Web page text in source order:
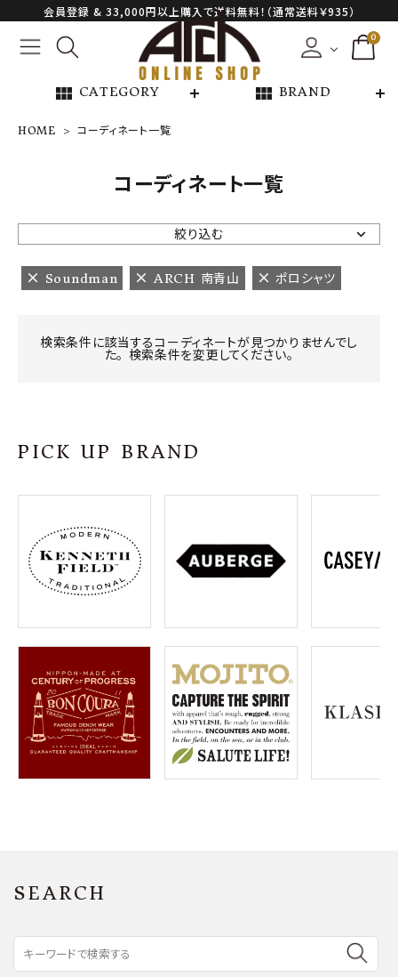
会員登録 & 33,000円以上購入で送料無料！（通常送料￥935）
0
view_module CATEGORY view_module BRAND
NEW ARRIVAL
ARCH EXCLUSIVE
BRAND
INFORMATION
ご利用ガイド
プライバシーポリシー
特定商取引法について
お問い合わせ
OFFICIAL WEB SITE
ACCOUNT MENU
ようこそ ゲスト 様
meeting_room ログイン 会員登録
HOME コーディネート一覧
コーディネート一覧
絞り込む
Soundman ARCH 南青山 ポロシャツ
検索条件に該当するコーディネートが見つかりませんでし
た。 検索条件を変更してください。
PICK UP BRAND
SEARCH